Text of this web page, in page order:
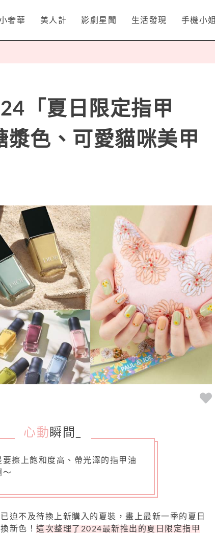
奢華 美人計 影劇星聞 生活發現 手機小姐
「夏日限定指甲
色、可愛貓咪美甲
心動 瞬間
要擦上飽和度高、帶光澤的指甲油
～
迫不及待換上新購入的夏裝，畫上最新一季的夏日
新色！ 這次整理了2024最新推出的夏日限定指甲